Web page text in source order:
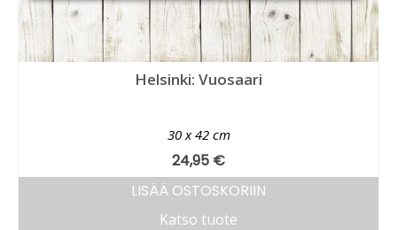
Helsinki: Vuosaari
30 x 42 cm
24,95 €
LISÄÄ OSTOSKORIIN
Katso tuote